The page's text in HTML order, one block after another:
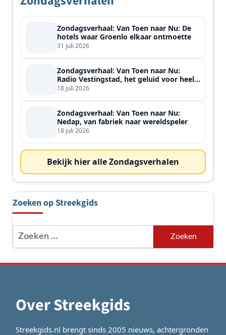
Zondagsverhaal: Van Toen naar Nu: De
hotels waar Groenlo elkaar ontmoette
31 juli 2026
Zondagsverhaal: Van Toen naar Nu:
Radio Vestingstad, het geluid voor heel
de streek
18 juli 2026
Zondagsverhaal: Van Toen naar Nu:
Nedap, van fabriek naar wereldspeler
18 juli 2026
Bekijk hier alle Zondagsverhalen
Zoeken op Streekgids
Zoeken
naar:
Over Streekgids
Streekgids.nl brengt sinds 2005 nieuws, achtergronden